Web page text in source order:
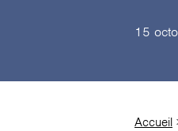
15
Accueil